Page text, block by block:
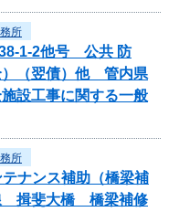
所
1-2他号 公共 防
）（翌債）他 管内県
設工事に関する一般
所
ナンス補助（橋梁補
揖斐大橋 橋梁補修